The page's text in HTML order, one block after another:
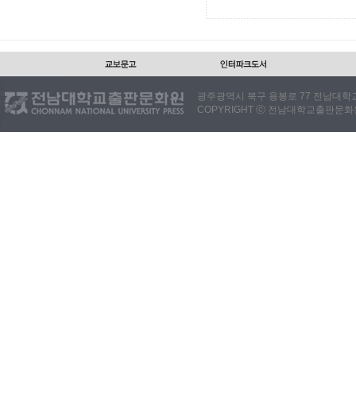
광주광역시 북구 용봉로 77 전남대
COPYRIGHT ⓒ 전남대학교출판문